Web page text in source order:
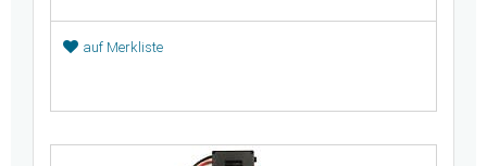
auf Merkliste